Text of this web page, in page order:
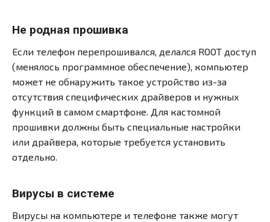
Не родная прошивка
Если телефон перепрошивался, делался ROOT доступ
(менялось программное обеспечение), компьютер
может не обнаружить такое устройство из-за
отсутствия специфических драйверов и нужных
функций в самом смартфоне. Для кастомной
прошивки должны быть специальные настройки
или драйвера, которые требуется установить
отдельно.
Вирусы в системе
Вирусы на компьютере и телефоне также могут